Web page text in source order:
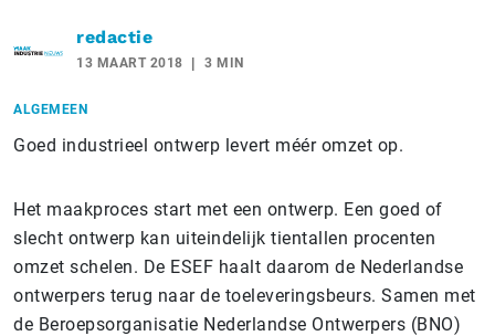
redactie
13 MAART 2018 3 MIN
ALGEMEEN
Goed industrieel ontwerp levert méér omzet op.
Het maakproces start met een ontwerp. Een goed of
slecht ontwerp kan uiteindelijk tientallen procenten
omzet schelen. De ESEF haalt daarom de Nederlandse
ontwerpers terug naar de toeleveringsbeurs. Samen met
de Beroepsorganisatie Nederlandse Ontwerpers (BNO)